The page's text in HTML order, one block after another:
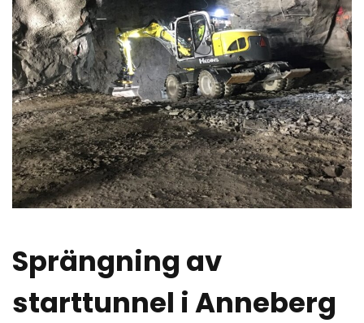
Sprängning av
starttunnel i Anneberg